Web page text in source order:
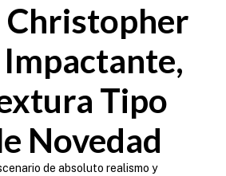
Christopher
Tipo
Novedad
de absoluto realismo y